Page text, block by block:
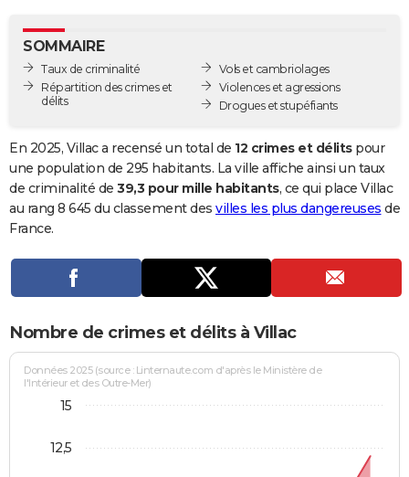
GUIDES D'ACHAT
BONS PLANS
Carte de Noël
Carte Bonne année
Carte Saint-Valentin
Carte Pâques
Carte d'anniversaire
DICTIONNAIRE
Dictionnaire
Biographies
Citations
Expressions
Proverbes
PROGRAMME TV
Se connecter
Entreprises
Service militaire
Avis de recherche
AVIS DE DÉCÈS
Bricolage
Lifestyle
Culture
Sport
Auto
Television
Voyage
Cinema
SOMMAIRE
Taux de criminalité
Répartition des crimes et
délits
Vols et cambriolages
Violences et agressions
Drogues et stupéfiants
En 2025, Villac a recensé un total de 12 crimes et délitspour
une population de 295 habitants. La ville affiche ainsi un taux
de criminalité de 39,3 pour mille habitants, ce qui place Villac
au rang 8 645 du classement des villes les plus dangereuses de
France.
Nombre de crimes et délits à Villac
Données 2025 (source : Linternaute.com d'après le Ministère de
l'Intérieur et des Outre-Mer)
12,5
15